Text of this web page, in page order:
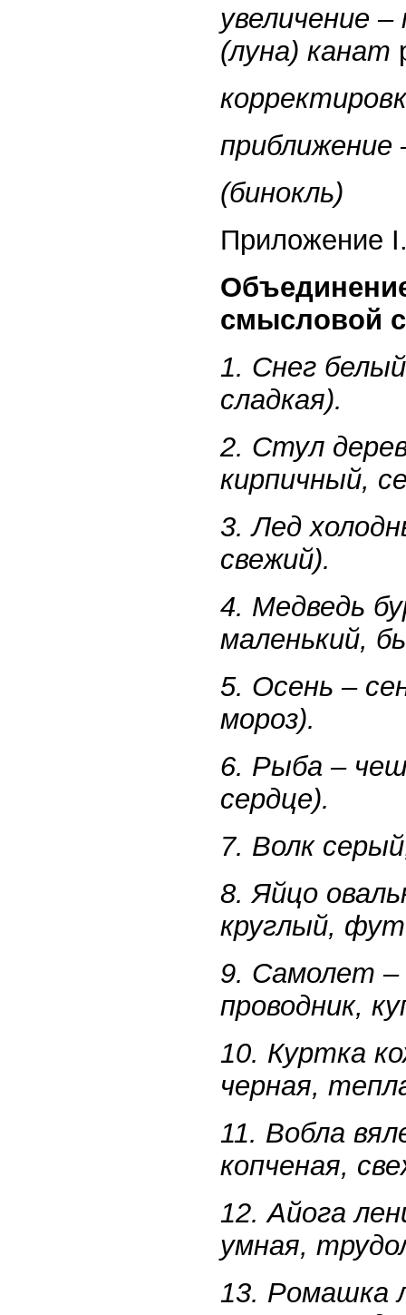
увеличение
(луна) канат
(бинокль)
Приложение
смысловой
1. Снег
сладкая).
2. Стул
кирпичный,
3. Лед
свежий).
4. Медведь
маленький,
5. Осень –
мороз).
6. Рыба –
сердце).
7. Волк
8. Яйцо
круглый,
9. Самолет –
проводник,
10. Куртка
черная,
11. Вобла
копченая,
12. Айога
умная,
13. Ромашка